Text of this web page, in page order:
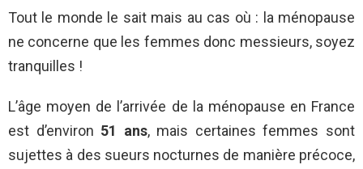
Tout le monde le sait mais au cas où : la ménopause
ne concerne que les femmes donc messieurs, soyez
tranquilles !
L’âge moyen de l’arrivée de la ménopause en France
est d’environ 51 ans, mais certaines femmes sont
sujettes à des sueurs nocturnes de manière précoce,